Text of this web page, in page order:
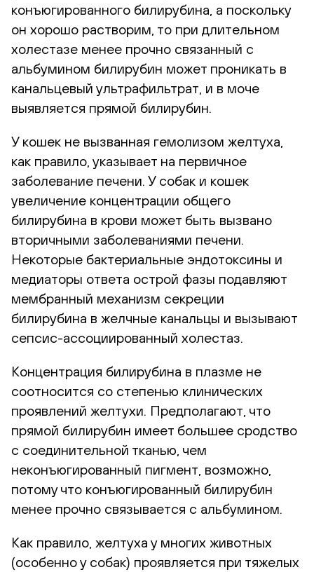
конъюгированного билирубина, а поскольку
он хорошо растворим, то при длительном
холестазе менее прочно связанный с
альбумином билирубин может проникать в
канальцевый ультрафильтрат, и в моче
выявляется прямой билирубин.
У кошек не вызванная гемолизом желтуха,
как правило, указывает на первичное
заболевание печени. У собак и кошек
увеличение концентрации общего
билирубина в крови может быть вызвано
вторичными заболеваниями печени.
Некоторые бактериальные эндотоксины и
медиаторы ответа острой фазы подавляют
мембранный механизм секреции
билирубина в желчные канальцы и вызывают
сепсис-ассоциированный холестаз.
Концентрация билирубина в плазме не
соотносится со степенью клинических
проявлений желтухи. Предполагают, что
прямой билирубин имеет большее сродство
с соединительной тканью, чем
неконъюгированный пигмент, возможно,
потому что конъюгированный билирубин
менее прочно связывается с альбумином.
Как правило, желтуха у многих животных
(особенно у собак) проявляется при тяжелых